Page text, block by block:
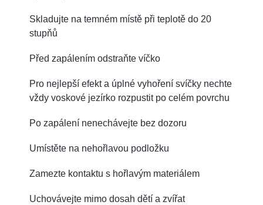
Skladujte na temném místě při teplotě do 20
stupňů
Před zapálením odstraňte víčko
Pro nejlepší efekt a úplné vyhoření svíčky nechte
vždy voskové jezírko rozpustit po celém povrchu
Po zapálení nenechávejte bez dozoru
Umístěte na nehořlavou podložku
Zamezte kontaktu s hořlavým materiálem
Uchovávejte mimo dosah dětí a zvířat